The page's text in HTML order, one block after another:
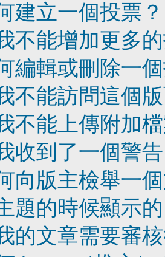
建立一個投票？
不能增加更多
編輯或刪除一
不能訪問這個
不能上傳附加
收到了一個警
向版主檢舉一
題的時候顯示
的文章需要審